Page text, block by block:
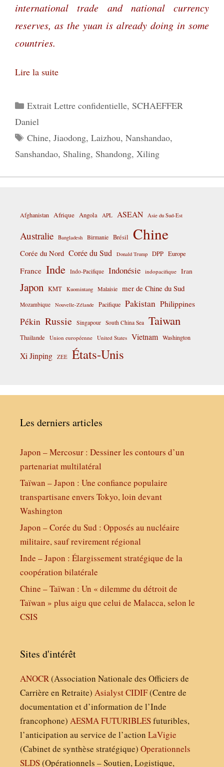
international trade and national currency
reserves, as the yuan is already doing in some
countries.
Lire la suite
Catégories
Extrait Lettre confidentielle, SCHAEFFER
Daniel
Étiquettes
Chine, Jiaodong, Laizhou, Nanshandao,
Sanshandao, Shaling, Shandong, Xiling
Afghanistan Afrique Angola APL ASEAN Asie du Sud-Est
Australie Bangladesh Birmanie Brésil Chine
Corée du Nord Corée du Sud Donald Trump DPP Europe
France Inde Indo-Pacifique Indonésie indopacifique Iran
Japon KMT Kuomintang Malaisie mer de Chine du Sud
Mozambique Nouvelle-Zélande Pacifique Pakistan Philippines
Pékin Russie Singapour South China Sea Taiwan
Thaïlande Union européenne United States Vietnam Washington
Xi Jinping ZEE États-Unis
Les derniers articles
Japon – Mercosur : Dessiner les contours d’un
partenariat multilatéral
Taïwan – Japon : Une confiance populaire
transpartisane envers Tokyo, loin devant
Washington
Japon – Corée du Sud : Opposés au nucléaire
militaire, sauf revirement régional
Inde – Japon : Élargissement stratégique de la
coopération bilatérale
Chine – Taïwan : Un « dilemme du détroit de
Taïwan » plus aigu que celui de Malacca, selon le
CSIS
Sites d'intérêt
ANOCR(Association Nationale des Officiers de
Carrière en Retraite) AsialystCIDIF(Centre de
documentation et d’information de l’Inde
francophone) AESMAFUTURIBLESfuturibles,
l’anticipation au service de l’action LaVigie
(Cabinet de synthèse stratégique) Operationnels
SLDS(Opérationnels – Soutien, Logistique,